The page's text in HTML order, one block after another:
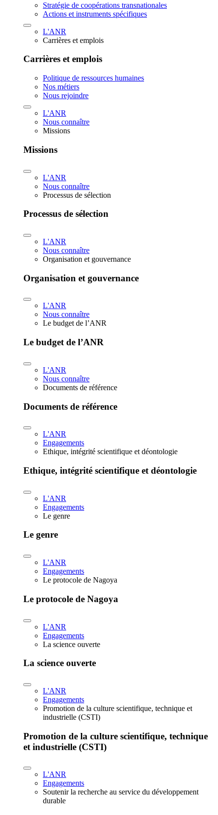
Stratégie de coopérations transnationales
Actions et instruments spécifiques
L'ANR
Carrières et emplois
Carrières et emplois
Politique de ressources humaines
Nos métiers
Nous rejoindre
L'ANR
Nous connaître
Missions
Missions
L'ANR
Nous connaître
Processus de sélection
Processus de sélection
L'ANR
Nous connaître
Organisation et gouvernance
Organisation et gouvernance
L'ANR
Nous connaître
Le budget de l’ANR
Le budget de l’ANR
L'ANR
Nous connaître
Documents de référence
Documents de référence
L'ANR
Engagements
Ethique, intégrité scientifique et déontologie
Ethique, intégrité scientifique et déontologie
L'ANR
Engagements
Le genre
Le genre
L'ANR
Engagements
Le protocole de Nagoya
Le protocole de Nagoya
L'ANR
Engagements
La science ouverte
La science ouverte
L'ANR
Engagements
Promotion de la culture scientifique, technique et
industrielle (CSTI)
Promotion de la culture scientifique, technique
et industrielle (CSTI)
L'ANR
Engagements
Soutenir la recherche au service du développement
durable